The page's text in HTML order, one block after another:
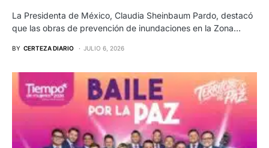
La Presidenta de México, Claudia Sheinbaum Pardo, destacó
que las obras de prevención de inundaciones en la Zona…
BY CERTEZA DIARIO JULIO 6, 2026